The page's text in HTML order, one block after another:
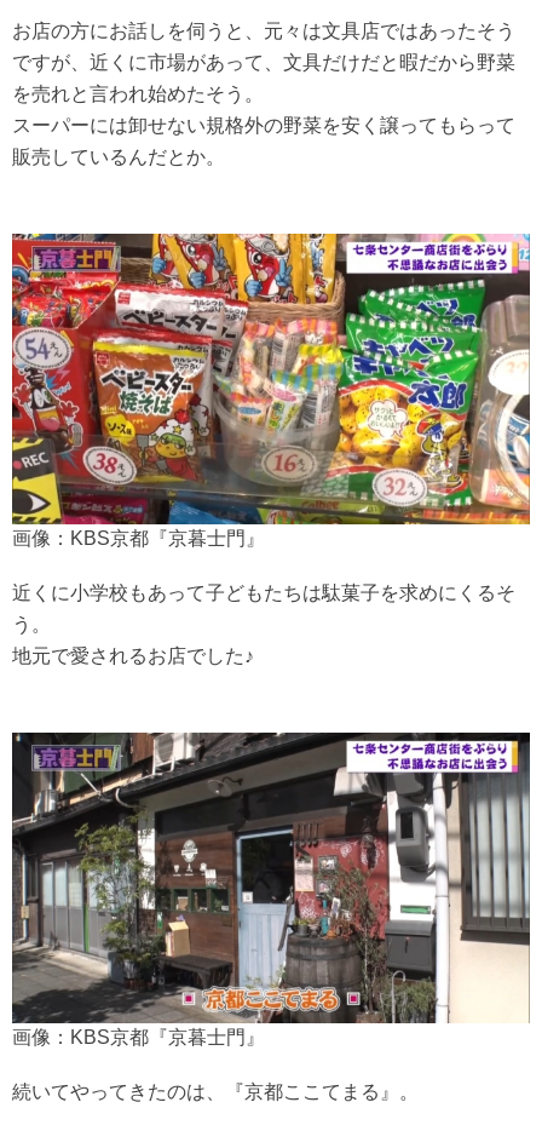
お店の方にお話しを伺うと、元々は文具店ではあったそう
ですが、近くに市場があって、文具だけだと暇だから野菜
を売れと言われ始めたそう。
スーパーには卸せない規格外の野菜を安く譲ってもらって
販売しているんだとか。
画像：KBS京都『京暮士門』
近くに小学校もあって子どもたちは駄菓子を求めにくるそ
う。
地元で愛されるお店でした♪
画像：KBS京都『京暮士門』
続いてやってきたのは、『京都ここてまる』。